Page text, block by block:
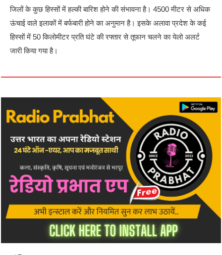
जिलों के कुछ हिस्सों में हल्की बारिश होने की संभावना है। 4500 मीटर से अधिक
ऊंचाई वाले इलाकों में बर्फबारी होने का अनुमान है। इसके अलावा प्रदेश के कई
हिस्सों में 50 किलोमीटर प्रति घंटे की रफ्तार से तूफान चलने का येलो अलर्ट
जारी किया गया है।